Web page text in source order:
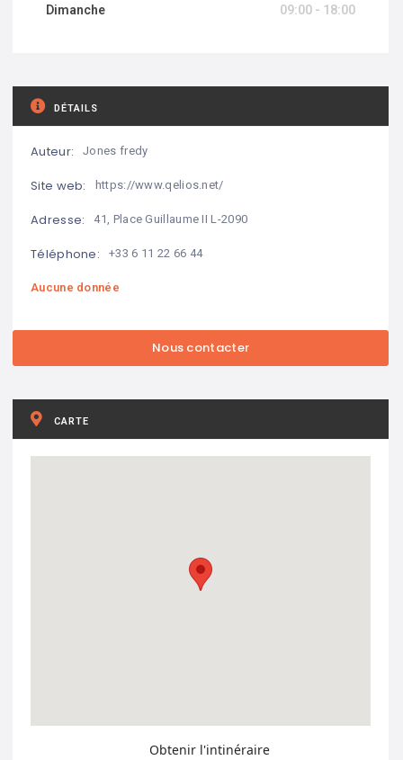
Dimanche 09:00 - 18:00
DÉTAILS
Auteur: Jones fredy
Site web: https://www.qelios.net/
Adresse: 41, Place Guillaume II L-2090
Téléphone: +33 6 11 22 66 44
Aucune donnée
CARTE
Obtenir l'intinéraire